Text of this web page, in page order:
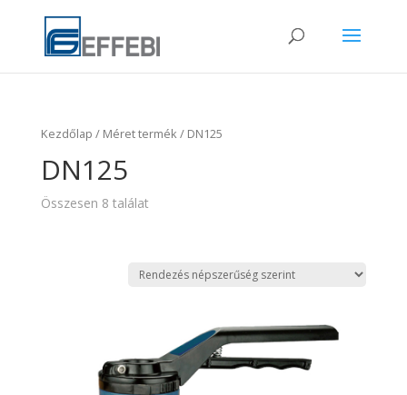
Kezdőlap / Méret termék / DN125
DN125
Összesen 8 találat